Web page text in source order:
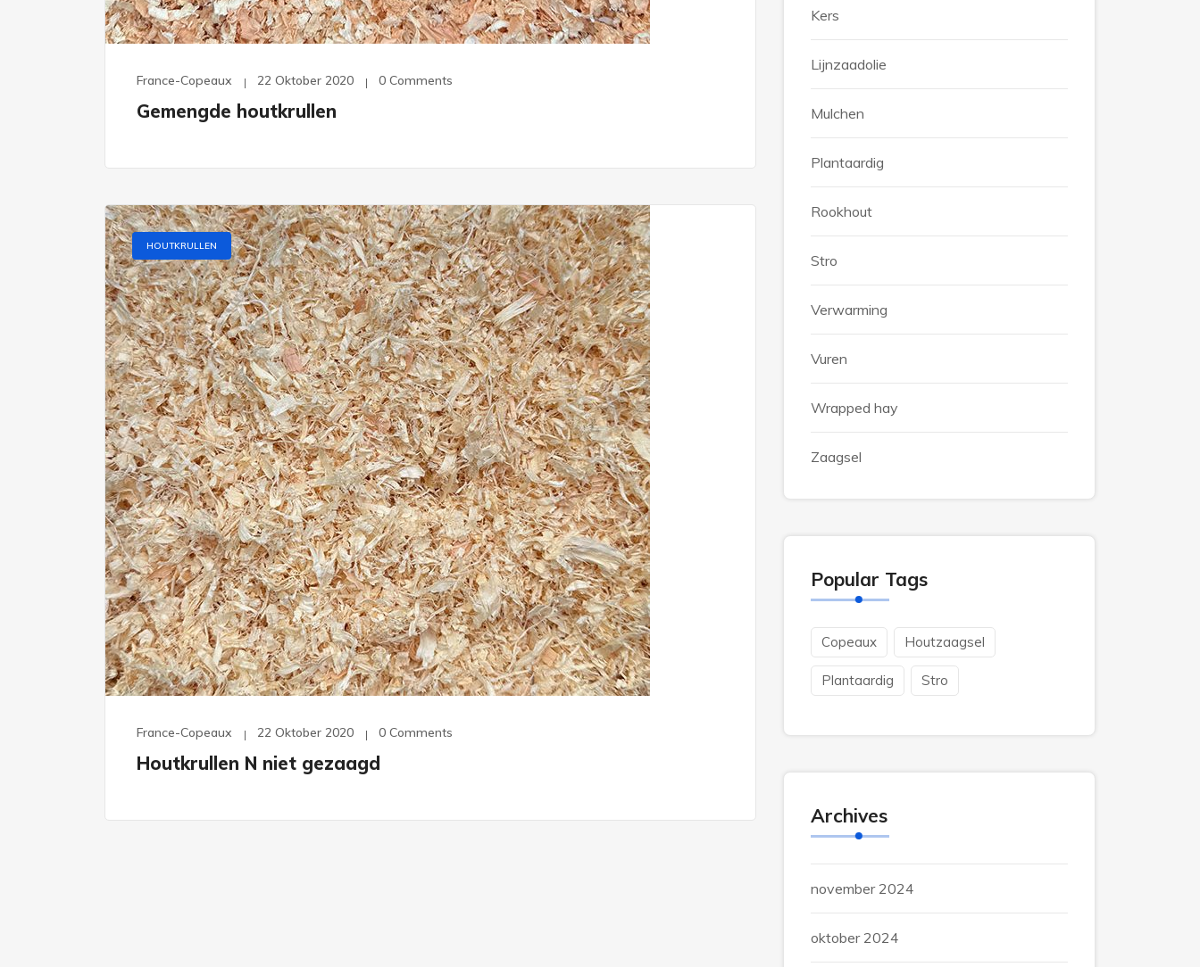
France-Copeaux 22 Oktober 2020 0 Comments
Gemengde houtkrullen
HOUTKRULLEN
France-Copeaux 22 Oktober 2020 0 Comments
Houtkrullen N niet gezaagd
Kers
Lijnzaadolie
Mulchen
Plantaardig
Rookhout
Stro
Verwarming
Vuren
Wrapped hay
Zaagsel
Popular Tags
Copeaux Houtzaagsel
Plantaardig Stro
Archives
november 2024
oktober 2024